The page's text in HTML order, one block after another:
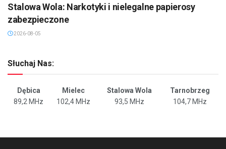
Stalowa Wola: Narkotyki i nielegalne papierosy
zabezpieczone
2026-08-05
Słuchaj Nas:
Dębica Mielec Stalowa Wola
Tarnobrzeg
89,2 MHz
102,4 MHz 93,5 MHz 104,7 MHz